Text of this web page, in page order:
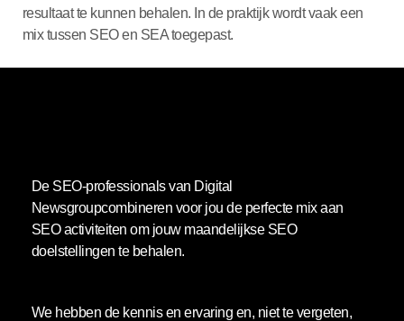
resultaat te kunnen behalen. In de praktijk wordt vaak een
mix tussen SEO en SEA toegepast.
De SEO-professionals van Digital
Newsgroupcombineren voor jou de perfecte mix aan
SEO activiteiten om jouw maandelijkse SEO
doelstellingen te behalen.
We hebben de kennis en ervaring en, niet te vergeten,